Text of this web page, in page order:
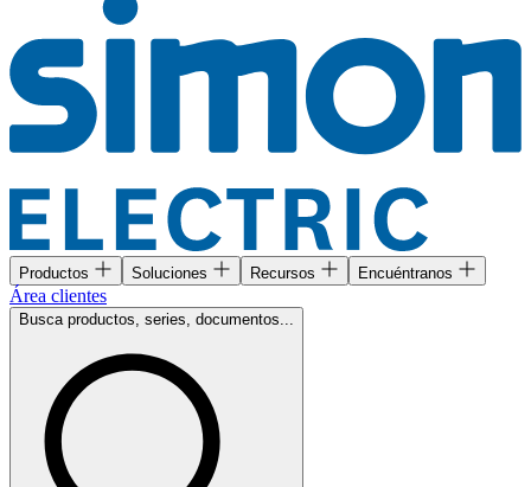
Productos Soluciones Recursos Encuéntranos
Área clientes
Busca productos, series, documentos...